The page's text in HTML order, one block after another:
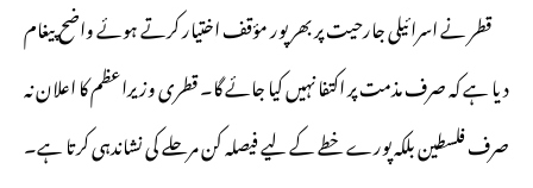
قطر نے اسرائیلی جارحیت پر بھرپور مؤقف اختیار کرتے ہوئے واضح پیغام
دیا ہے کہ صرف مذمت پر اکتفا نہیں کیا جائے گا۔ قطری وزیراعظم کا اعلان نہ
صرف فلسطین بلکہ پورے خطے کے لیے فیصلہ کن مرحلے کی نشاندہی کرتا ہے۔